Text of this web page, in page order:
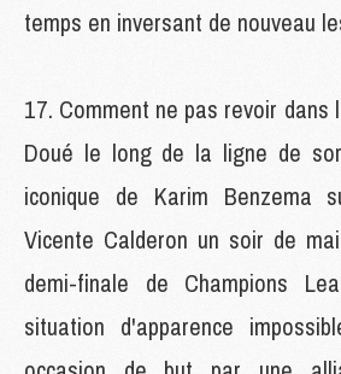
temps en inversant de nouveau
Comment ne pas revoir dans
Doué le long de la ligne de
iconique de Karim Benzema
Vicente Calderon un soir de
demi-finale de Champions
situation d'apparence